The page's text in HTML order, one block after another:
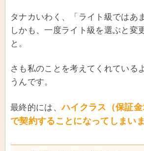
タナカいわく、「ライト級ではあ
しかも、一度ライト級を選ぶと変
と。
さも私のことを考えてくれている
うんです。
最終的には、ハイクラス（保証金
で契約することになってしまいま